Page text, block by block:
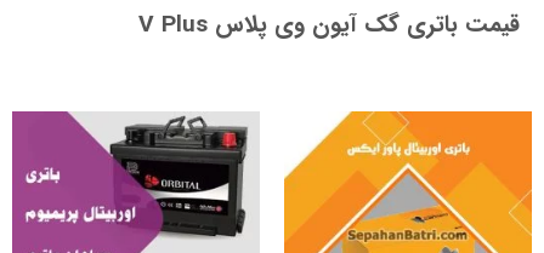
قیمت باتری گک آیون وی پلاس V Plus